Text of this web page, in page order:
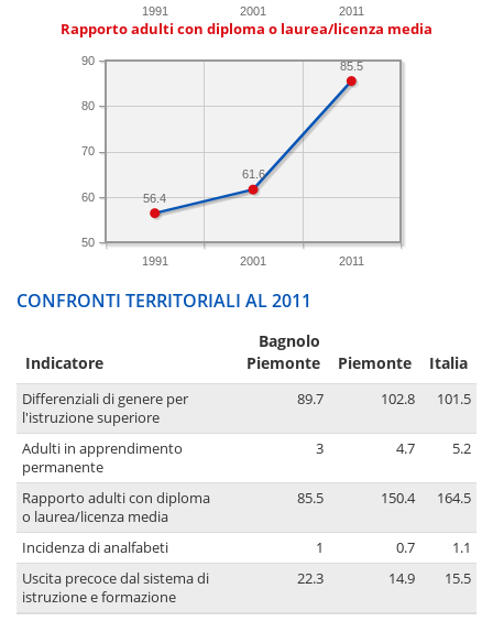
1991 2001 2011
Rapporto adulti con diploma o laurea/licenza media
1991 2001 2011
50
60
70
80
90 85.5
61.6
56.4
CONFRONTI TERRITORIALI AL 2011
Indicatore
Bagnolo
Piemonte
Piemonte Italia
Differenziali di genere per
l'istruzione superiore
89.7 102.8 101.5
Adulti in apprendimento
permanente
3 4.7 5.2
Rapporto adulti con diploma
o laurea/licenza media
85.5 150.4 164.5
Incidenza di analfabeti 1 0.7
1.1
Uscita precoce dal sistema di
istruzione e formazione
22.3 14.9 15.5